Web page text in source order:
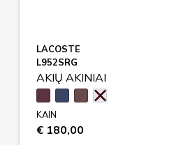
LACOSTE
L952SRG
AKIŲ AKINIAI
KAIN
€ 180,00